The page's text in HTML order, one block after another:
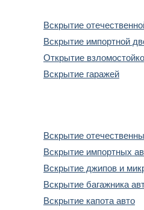
Вскрытие
Вскрытие импортной
Открытие
Вскрытие гаражей
Вскрытие
Вскрытие импортных
Вскрытие джипов и
Вскрытие багажника
Вскрытие капота авто